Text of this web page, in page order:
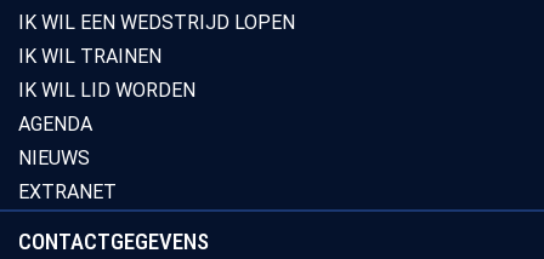
IK WIL EEN WEDSTRIJD LOPEN
IK WIL TRAINEN
IK WIL LID WORDEN
AGENDA
NIEUWS
EXTRANET
CONTACTGEGEVENS